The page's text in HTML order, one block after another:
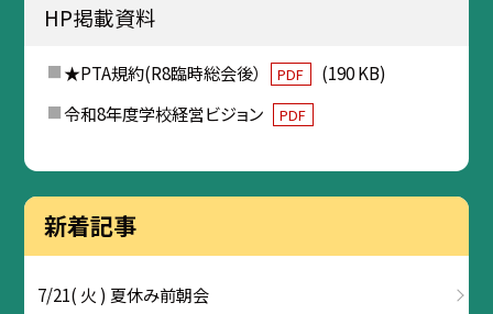
HP掲載資料
★PTA規約(R8臨時総会後） PDF
(190 KB)
令和8年度学校経営ビジョン
PDF
新着記事
7/21( 火 ) 夏休み前朝会